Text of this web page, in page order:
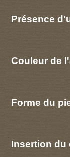
Présence
Couleur de
Forme du
Insertion du